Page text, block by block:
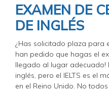
EXAMEN DE
DE INGLÉS
¿Has solicitado plaza para
han pedido que hagas el
llegado al lugar adecuado!
inglés, pero el IELTS es el
en el Reino Unido. No